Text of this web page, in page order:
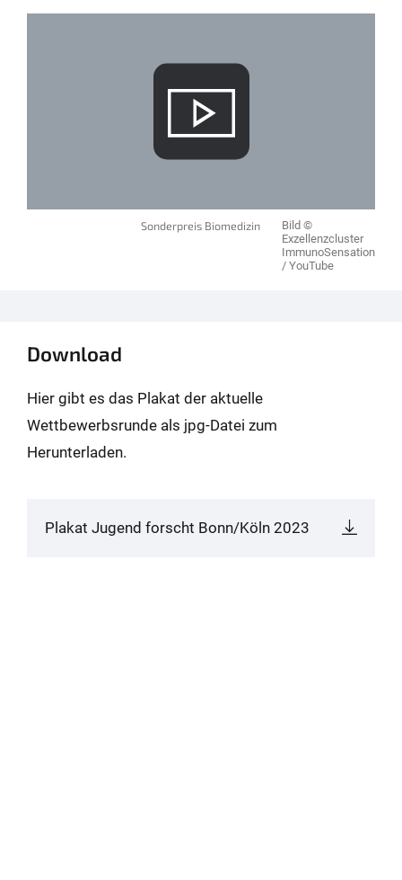
Sonderpreis Biomedizin
Bild ©
Exzellenzcluster
ImmunoSensation
/ YouTube
Download
Hier gibt es das Plakat der aktuelle
Wettbewerbsrunde als jpg-Datei zum
Herunterladen.
Plakat Jugend forscht Bonn/Köln 2023